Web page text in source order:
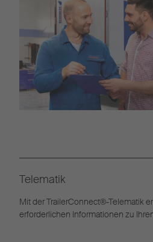
Telematik
Mit der TrailerConnect®-Telematik
erforderlichen Informationen zu